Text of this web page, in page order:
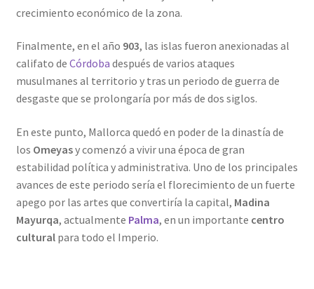
crecimiento económico de la zona.
Finalmente, en el año 903, las islas fueron anexionadas al
califato de Córdoba después de varios ataques
musulmanes al territorio y tras un periodo de guerra de
desgaste que se prolongaría por más de dos siglos.
En este punto, Mallorca quedó en poder de la dinastía de
los Omeyasy comenzó a vivir una época de gran
estabilidad política y administrativa. Uno de los principales
avances de este periodo sería el florecimiento de un fuerte
apego por las artes que convertiría la capital, Madina
Mayurqa, actualmente Palma, en un importante centro
cultural para todo el Imperio.